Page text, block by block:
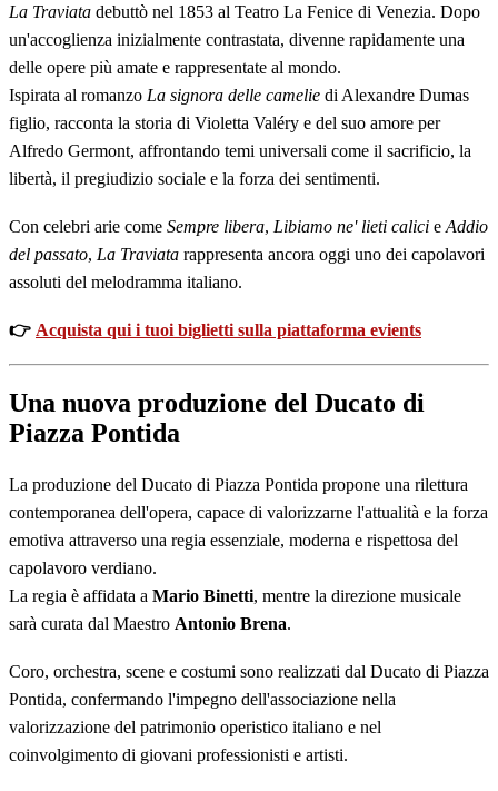
La Traviata debuttò nel 1853 al Teatro La Fenice di Venezia. Dopo
un'accoglienza inizialmente contrastata, divenne rapidamente una
delle opere più amate e rappresentate al mondo.
Ispirata al romanzo La signora delle camelie di Alexandre Dumas
figlio, racconta la storia di Violetta Valéry e del suo amore per
Alfredo Germont, affrontando temi universali come il sacrificio, la
libertà, il pregiudizio sociale e la forza dei sentimenti.
Con celebri arie come Sempre libera, Libiamo ne' lieti calici e Addio
del passato, La Traviata rappresenta ancora oggi uno dei capolavori
assoluti del melodramma italiano.
👉 Acquista qui i tuoi biglietti sulla piattaforma evients
Una nuova produzione del Ducato di
Piazza Pontida
La produzione del Ducato di Piazza Pontida propone una rilettura
contemporanea dell'opera, capace di valorizzarne l'attualità e la forza
emotiva attraverso una regia essenziale, moderna e rispettosa del
capolavoro verdiano.
La regia è affidata a Mario Binetti, mentre la direzione musicale
sarà curata dal Maestro Antonio Brena.
Coro, orchestra, scene e costumi sono realizzati dal Ducato di Piazza
Pontida, confermando l'impegno dell'associazione nella
valorizzazione del patrimonio operistico italiano e nel
coinvolgimento di giovani professionisti e artisti.